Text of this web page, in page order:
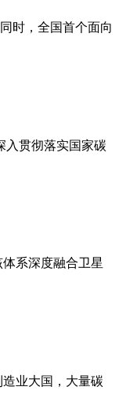
时，全国首个面向
入贯彻落实国家碳
系深度融合卫星
业大国，大量碳